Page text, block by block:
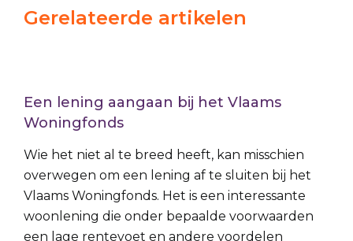
Gerelateerde artikelen
Een lening aangaan bij het Vlaams
Woningfonds
Wie het niet al te breed heeft, kan misschien
overwegen om een lening af te sluiten bij het
Vlaams Woningfonds. Het is een interessante
woonlening die onder bepaalde voorwaarden
een lage rentevoet en andere voordelen